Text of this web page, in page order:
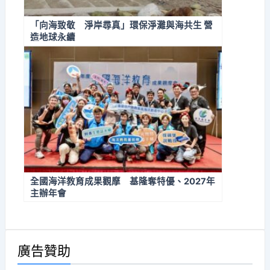
「向海致敬 淨岸尋真」環保淨灘與海共生 營
造地球永續
全國海洋教育成果觀摩 基隆奪特優、2027年
主辦年會
廣告贊助